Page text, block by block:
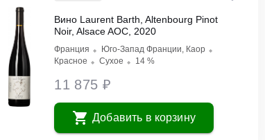
Вино Laurent Barth, Altenbourg Pinot
Noir, Alsace AOC, 2020
Франция
Юго-Запад Франции, Каор
Красное
Сухое 14 %
11 875 ₽
Добавить в корзину